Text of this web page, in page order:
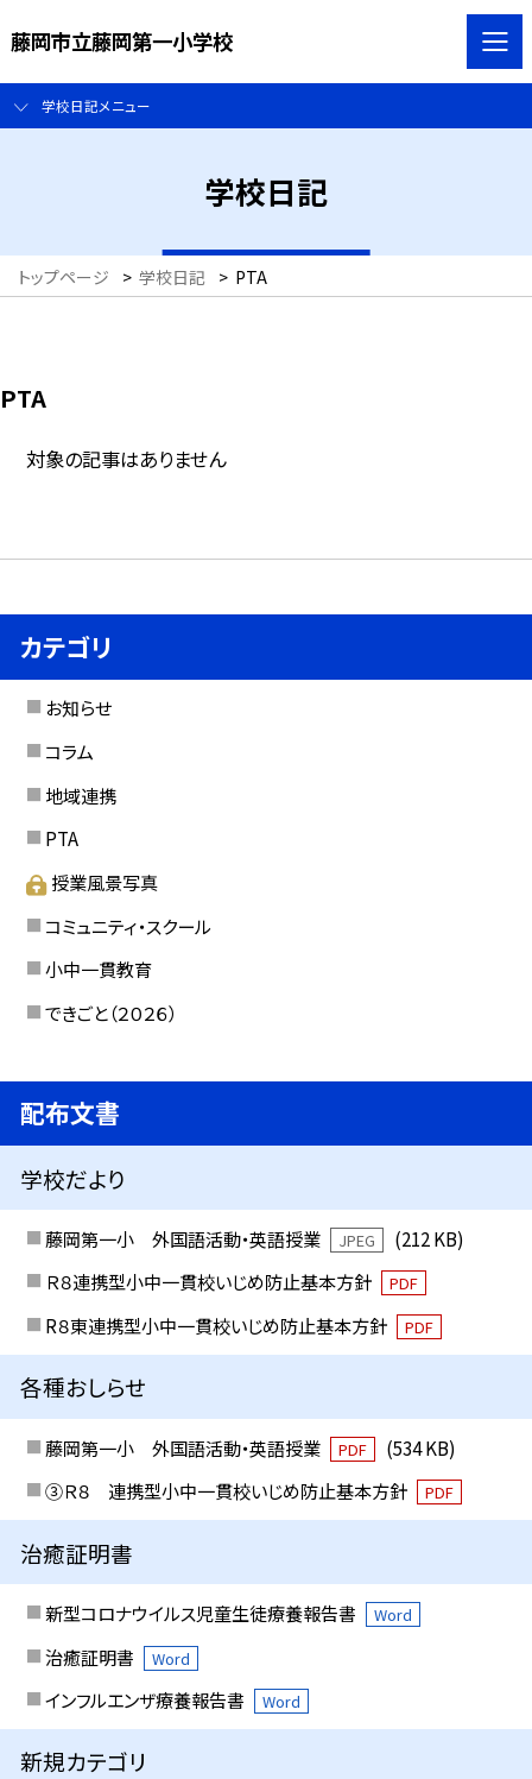
藤岡市立藤岡第一小学校
学校日記メニュー
学校日記
トップページ > 学校日記 > PTA
PTA
対象の記事はありません
カテゴリ
お知らせ
コラム
地域連携
PTA
授業風景写真
コミュニティ・スクール
小中一貫教育
できごと（２０２６）
配布文書
学校だより
藤岡第一小 外国語活動・英語授業 JPEG
(212 KB)
Ｒ８連携型小中一貫校いじめ防止基本方針
PDF
R８東連携型小中一貫校いじめ防止基本方針 PDF
各種おしらせ
藤岡第一小 外国語活動・英語授業 PDF
(534 KB)
③Ｒ８ 連携型小中一貫校いじめ防止基本方針
PDF
治癒証明書
新型コロナウイルス児童生徒療養報告書 Word
治癒証明書 Word
インフルエンザ療養報告書 Word
新規カテゴリ